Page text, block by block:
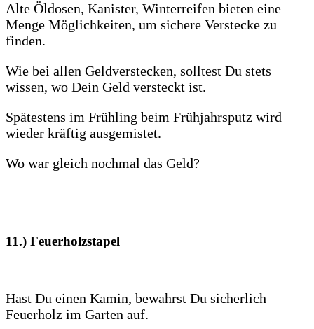
Alte Öldosen, Kanister, Winterreifen bieten eine
Menge Möglichkeiten, um sichere Verstecke zu
finden.
Wie bei allen Geldverstecken, solltest Du stets
wissen, wo Dein Geld versteckt ist.
Spätestens im Frühling beim Frühjahrsputz wird
wieder kräftig ausgemistet.
Wo war gleich nochmal das Geld?
11.) Feuerholzstapel
Hast Du einen Kamin, bewahrst Du sicherlich
Feuerholz im Garten auf.